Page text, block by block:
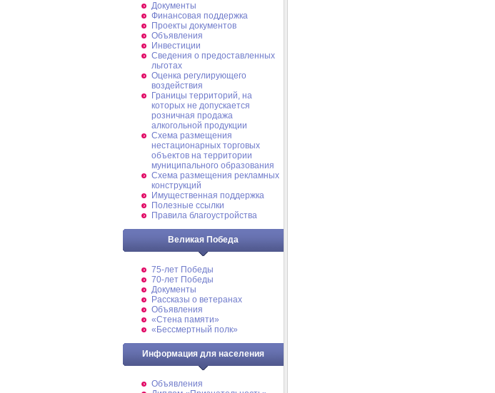
Документы
Финансовая поддержка
Проекты документов
Объявления
Инвестиции
Сведения о предоставленных
льготах
Оценка регулирующего
воздействия
Границы территорий, на
которых не допускается
розничная продажа
алкогольной продукции
Схема размещения
нестационарных торговых
объектов на территории
муниципального образования
Схема размещения рекламных
конструкций
Имущественная поддержка
Полезные ссылки
Правила благоустройства
Великая Победа
75-лет Победы
70-лет Победы
Документы
Рассказы о ветеранах
Объявления
«Стена памяти»
«Бессмертный полк»
Информация для населения
Объявления